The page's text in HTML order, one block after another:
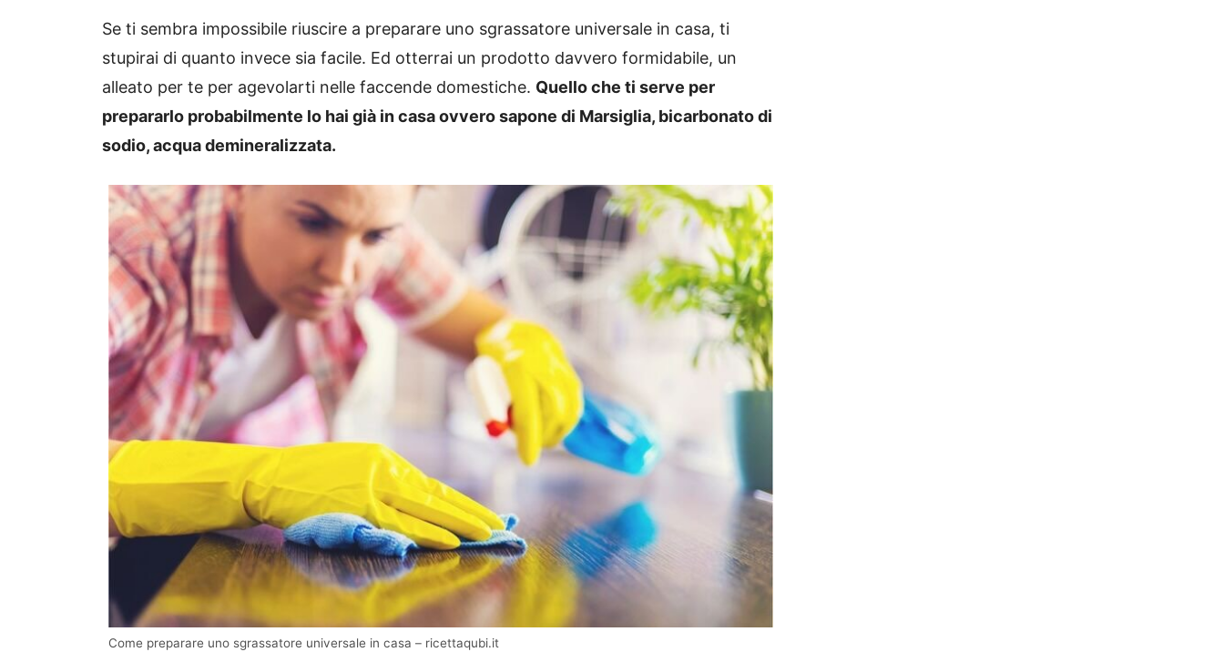
Se ti sembra impossibile riuscire a preparare uno sgrassatore universale in casa, ti
stupirai di quanto invece sia facile. Ed otterrai un prodotto davvero formidabile, un
alleato per te per agevolarti nelle faccende domestiche. Quello che ti serve per
prepararlo probabilmente lo hai già in casa ovvero sapone di Marsiglia, bicarbonato di
sodio, acqua demineralizzata.
Come preparare uno sgrassatore universale in casa – ricettaqubi.it